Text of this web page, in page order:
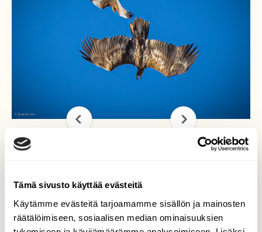
Tämä sivusto käyttää evästeitä
Käytämme evästeitä tarjoamamme sisällön ja mainosten
räätälöimiseen, sosiaalisen median ominaisuuksien
Nujakka hailuodossa
Otin sunnuntaina suunnan hailuotoon
tarkoituksena käydä useammassa paikassa
katseleen lintuja ja eläimiä. Toiveena oli